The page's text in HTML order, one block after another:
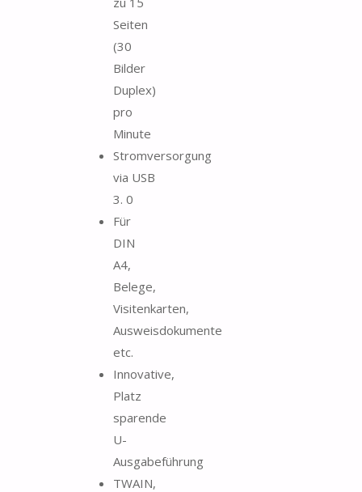
Seiten
(30
Bilder
Duplex)
pro
Minute
Stromversorgung
via USB
3. 0
Für
DIN
A4,
Belege,
Visitenkarten,
Ausweisdokumente
etc.
Innovative,
Platz
sparende
U-
Ausgabeführung
TWAIN,